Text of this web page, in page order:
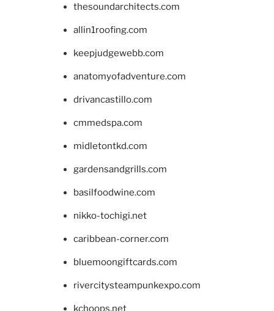
thesoundarchitects.com
allin1roofing.com
keepjudgewebb.com
anatomyofadventure.com
drivancastillo.com
cmmedspa.com
midletontkd.com
gardensandgrills.com
basilfoodwine.com
nikko-tochigi.net
caribbean-corner.com
bluemoongiftcards.com
rivercitysteampunkexpo.com
kchoops.net